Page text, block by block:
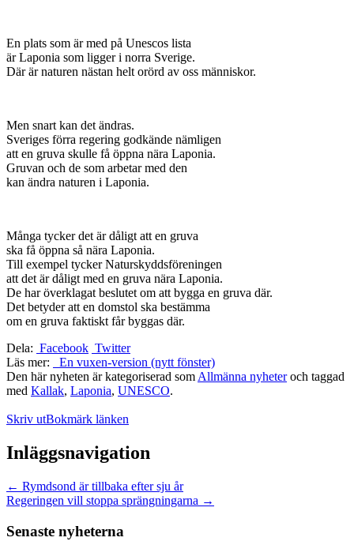
En plats som är med på Unescos lista
är Laponia som ligger i norra Sverige.
Där är naturen nästan helt orörd av oss människor.
Men snart kan det ändras.
Sveriges förra regering godkände nämligen
att en gruva skulle få öppna nära Laponia.
Gruvan och de som arbetar med den
kan ändra naturen i Laponia.
Många tycker det är dåligt att en gruva
ska få öppna så nära Laponia.
Till exempel tycker Naturskyddsföreningen
att det är dåligt med en gruva nära Laponia.
De har överklagat beslutet om att bygga en gruva där.
Det betyder att en domstol ska bestämma
om en gruva faktiskt får byggas där.
Dela: Facebook Twitter
Läs mer:
En vuxen-version (nytt fönster)
Den här nyheten är kategoriserad som Allmänna nyheteroch taggad
med Kallak, Laponia, UNESCO.
Skriv utBokmärk länken
Inläggsnavigation
← Rymdsond är tillbaka efter sju år
Regeringen vill stoppa sprängningarna →
Senaste nyheterna